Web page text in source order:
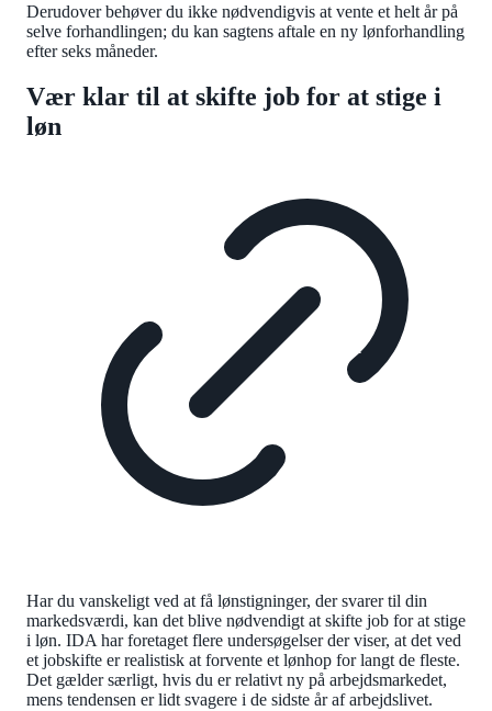
Derudover behøver du ikke nødvendigvis at vente et helt år på
selve forhandlingen; du kan sagtens aftale en ny lønforhandling
efter seks måneder.
Vær klar til at skifte job for at stige i
løn
Har du vanskeligt ved at få lønstigninger, der svarer til din
markedsværdi, kan det blive nødvendigt at skifte job for at stige
i løn. IDA har foretaget flere undersøgelser der viser, at det ved
et jobskifte er realistisk at forvente et lønhop for langt de fleste.
Det gælder særligt, hvis du er relativt ny på arbejdsmarkedet,
mens tendensen er lidt svagere i de sidste år af arbejdslivet.